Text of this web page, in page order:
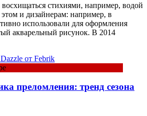
стихиями, например, водой
и дизайнерам: например, в
использовали для оформления
акварельный рисунок. В 2014
преломления: тренд сезона